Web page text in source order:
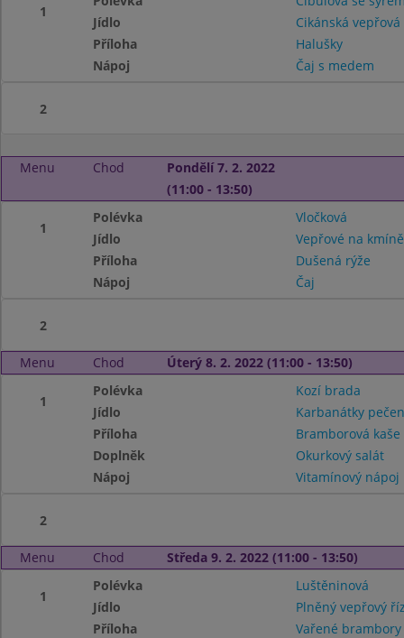
1
Jídlo
Cikánská
Příloha
Halušky
Nápoj
Čaj s medem
2
Menu Chod
Pondělí 7. 2. 2022
(11:00 - 13:50)
1
Polévka
Vločková
Jídlo
Vepřové na
Příloha
Dušená rýže
Nápoj
Čaj
2
Menu Chod Úterý 8. 2. 2022 (11:00 - 13:50)
1
Polévka
Kozí brada
Jídlo
Karbanátky
Příloha
Bramborová
Doplněk
Okurkový salát
Nápoj
Vitamínový nápoj
2
Menu Chod Středa 9. 2. 2022 (11:00 - 13:50)
1
Polévka
Luštěninová
Jídlo
Plněný vepřový
Příloha
Vařené